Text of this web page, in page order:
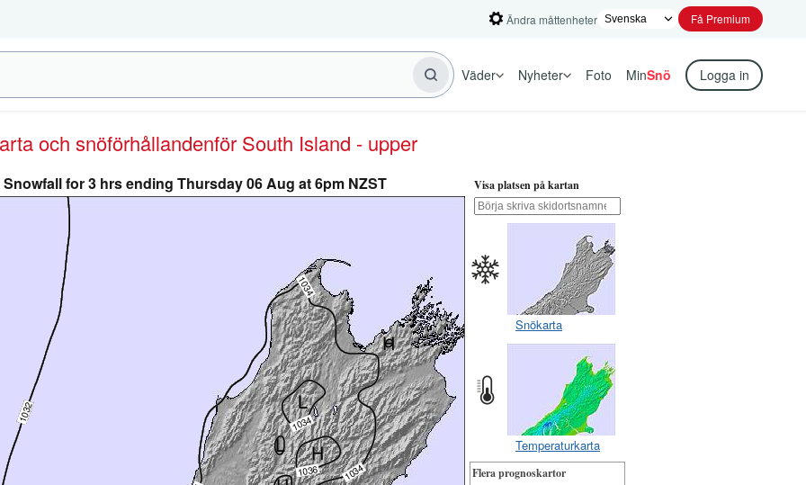
Ändra måttenheter Få Premium
Väder Nyheter Foto MinSnö Logga in
och snöförhållandenför South Island - upper
Snowfall for 3 hrs ending Thursday 06 Aug at 6pm NZST Visa platsen på kartan
Snökarta
Temperaturkarta
Flera prognoskartor